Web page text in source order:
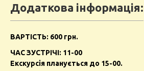
Додаткова інформація:
ВАРТІСТЬ: 600 грн.
ЧАС ЗУСТРІЧІ: 11-00
Екскурсія планується до 15-00.